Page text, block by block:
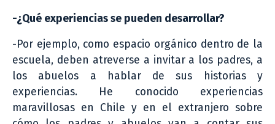
-¿Qué experiencias se pueden desarrollar?
-Por ejemplo, como espacio orgánico dentro de la
escuela, deben atreverse a invitar a los padres, a
los abuelos a hablar de sus historias y
experiencias. He conocido experiencias
maravillosas en Chile y en el extranjero sobre